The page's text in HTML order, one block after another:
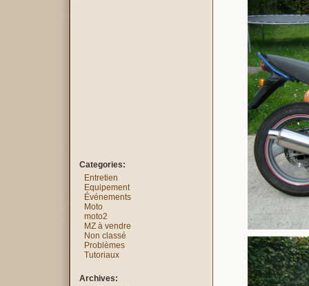
Categories:
Entretien
Equipement
Événements
Moto
moto2
MZ à vendre
Non classé
Problèmes
Tutoriaux
Archives: